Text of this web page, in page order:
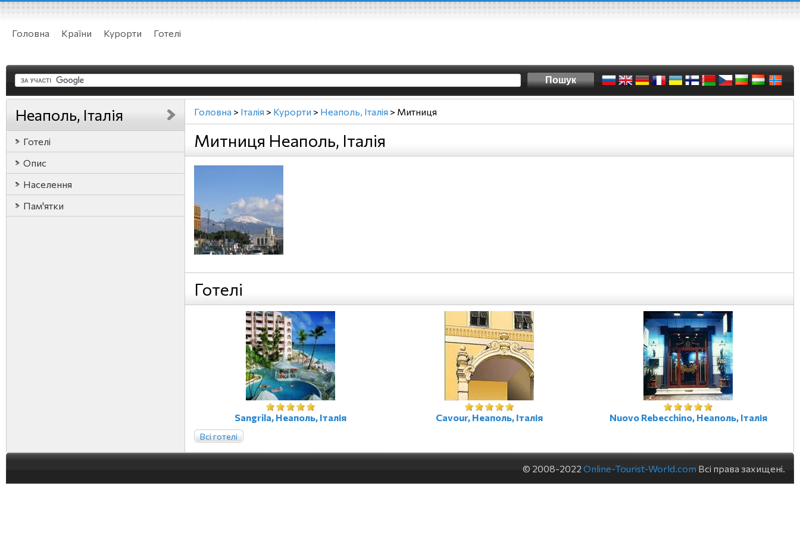
Головна Країни Курорти Готелі
Неаполь, Італія
Готелі
Опис
Населення
Пам'ятки
Головна > Італія > Курорти > Неаполь, Італія > Митниця
Митниця Неаполь, Італія
Готелі
Sangrila, Неаполь, Італія Cavour, Неаполь, Італія Nuovo Rebecchino, Неаполь, Італія
Всі готелі
© 2008-2022 Online-Tourist-World.com Всі права захищені.